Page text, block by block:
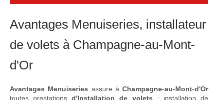
Avantages Menuiseries, installateur
de volets à Champagne-au-Mont-
d'Or
Avantages Menuiseries assure à Champagne-au-Mont-d'Or
toutes prestations d'Installation de volets : installation de